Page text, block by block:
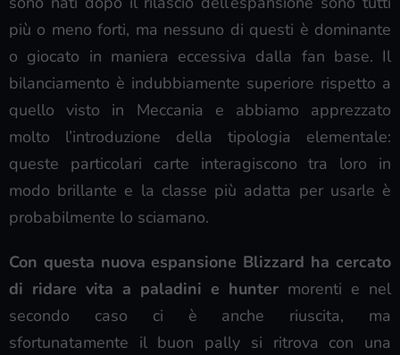
più o meno forti, ma nessuno di questi è dominante
o giocato in maniera eccessiva dalla fan base. Il
bilanciamento è indubbiamente superiore rispetto a
quello visto in Meccania e abbiamo apprezzato
molto l’introduzione della tipologia elementale:
queste particolari carte interagiscono tra loro in
modo brillante e la classe più adatta per usarle è
probabilmente lo sciamano.
Con questa nuova espansione Blizzard ha cercato
di ridare vita a paladini e hunter morenti e nel
secondo caso ci è anche riuscita, ma
sfortunatamente il buon pally si ritrova con una